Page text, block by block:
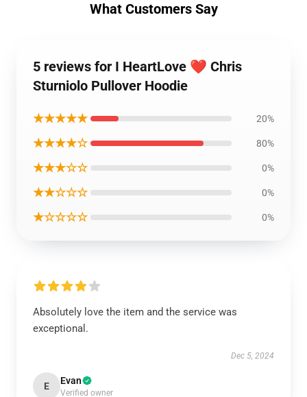
What Customers Say
5 reviews for I HeartLove ❤️ Chris
Sturniolo Pullover Hoodie
★★★★★ 20%
★★★★☆ 80%
★★★☆☆ 0%
★★☆☆☆ 0%
★☆☆☆☆ 0%
Absolutely love the item and the service was
exceptional.
Dec 5, 2024
E Evan
Verified owner